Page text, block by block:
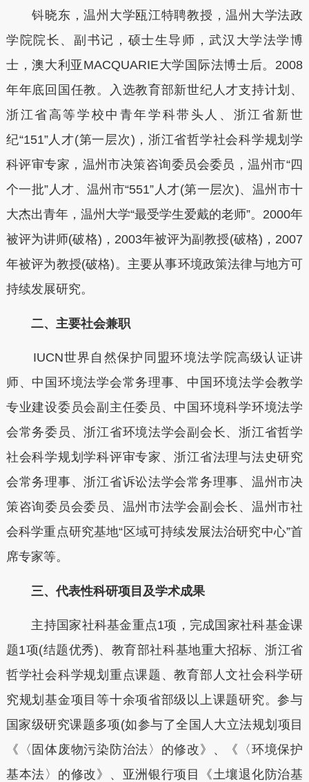
钭晓东，温州大学瓯江特聘教授，温州大学法政
学院院长、副书记，硕士生导师，武汉大学法学博
士，澳大利亚MACQUARIE大学国际法博士后。2008
年年底回国任教。入选教育部新世纪人才支持计划、
浙江省高等学校中青年学科带头人、浙江省新世
纪“151”人才(第一层次)，浙江省哲学社会科学规划学
科评审专家，温州市决策咨询委员会委员，温州市“四
个一批”人才、温州市“551”人才(第一层次)、温州市十
大杰出青年，温州大学“最受学生爱戴的老师”。2000年
被评为讲师(破格)，2003年被评为副教授(破格)，2007
年被评为教授(破格)。主要从事环境政策法律与地方可
持续发展研究。
二、主要社会兼职
IUCN世界自然保护同盟环境法学院高级认证讲
师、中国环境法学会常务理事、中国环境法学会教学
专业建设委员会副主任委员、中国环境科学环境法学
会常务委员、浙江省环境法学会副会长、浙江省哲学
社会科学规划学科评审专家、浙江省法理与法史研究
会常务理事、浙江省诉讼法学会常务理事、温州市决
策咨询委员会委员、温州市法学会副会长、温州市社
会科学重点研究基地“区域可持续发展法治研究中心”首
席专家等。
三、代表性科研项目及学术成果
主持国家社科基金重点1项，完成国家社科基金课
题1项(结题优秀)、教育部社科基地重大招标、浙江省
哲学社会科学规划重点课题、教育部人文社会科学研
究规划基金项目等十余项省部级以上课题研究。参与
国家级研究课题多项(如参与了全国人大立法规划项目
《〈固体废物污染防治法〉的修改》、《〈环境保护
基本法〉的修改》、亚洲银行项目《土壤退化防治基